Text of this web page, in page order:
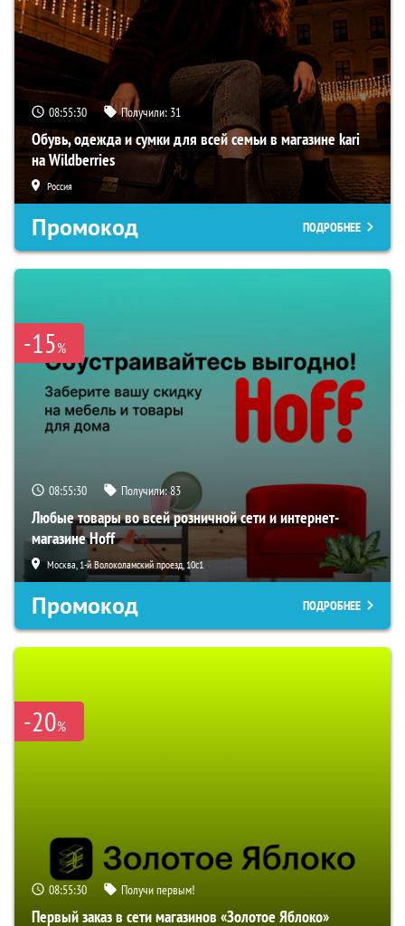
08:55:29 Получили: 31
Обувь, одежда и сумки для всей семьи в магазине kari
на Wildberries
Россия
Промокод ПОДРОБНЕЕ
-15%
08:55:29 Получили:83
Любые товары во всей розничной сети и интернет-
магазине Hoff
Москва, 1-й Волоколамский проезд, 10с1
Промокод ПОДРОБНЕЕ
-20%
08:55:29 Получи первым!
Первый заказ в сети магазинов «Золотое Яблоко»